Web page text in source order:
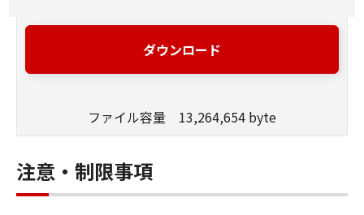
客様の所有するキヤノンのデジタルカメラ
製品に、お客様の所有するコンピュータ
（スマートフォン、タブレット端末を含
デジタルカメラ製品において使用すること
ができます。
(2) 「本契約」に明示的に定める場合を除
き、キヤノンおよびキヤノンのライセンサ
ーのいかなる知的財産権も、明示たると黙
ダウンロード
ファイル容量 13,264,654 byte
注意・制限事項